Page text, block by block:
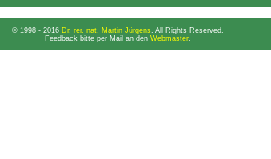
© 1998 - 2016 Dr. rer. nat. Martin Jürgens. All Rights Reserved.
Feedback bitte per Mail an den Webmaster.